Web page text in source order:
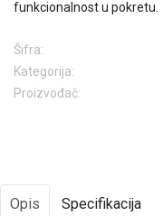
funkcionalnost u pokretu.
Šifra:
Kategorija:
Proizvođač:
Opis Specifikacija